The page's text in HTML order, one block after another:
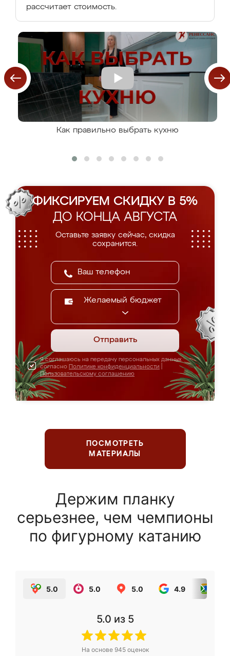
рассчитает стоимость.
Как правильно выбрать кухню
ФИКСИРУЕМ СКИДКУ В 5%
ДО КОНЦА АВГУСТА
Оставьте заявку сейчас, скидка
сохранится.
Желаемый бюджет
Отправить
Я соглашаюсь на передачу персональных данных
согласно Политике конфиденциальности
Пользовательскому соглашению
ПОСМОТРЕТЬ
МАТЕРИАЛЫ
Держим планку
серьезнее, чем чемпионы
по фигурному катанию
5.0 5.0 5.0 4.9
5.0 из 5
На основе 945оценок